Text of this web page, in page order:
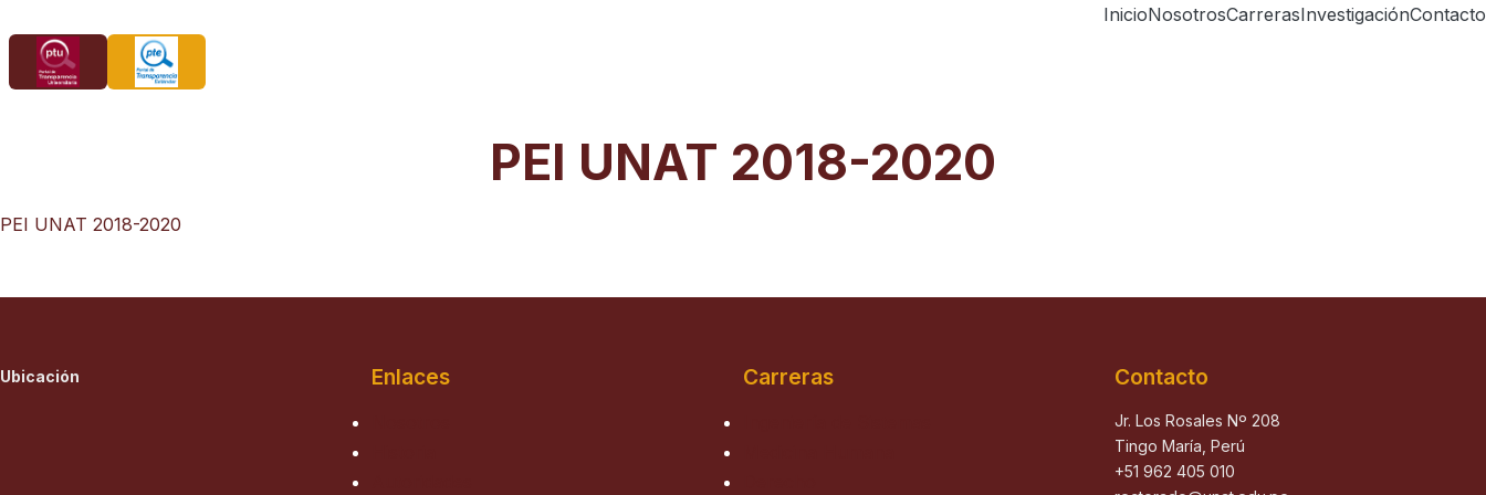
al
contenido
InicioNosotrosCarrerasInvestigaciónContacto
PEI UNAT 2018-2020
PEI UNAT 2018-2020
Ubicación Enlaces Carreras Contacto
Jr. Los Rosales Nº 208
Tingo María, Perú
+51 962 405 010